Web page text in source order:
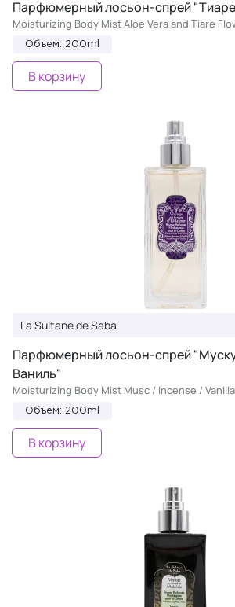
Парфюмерный лосьон-спрей
Moisturizing Body Mist Aloe Vera and Tiare
Объем: 200ml
В корзину
La Sultane de Saba
Парфюмерный лосьон-спрей
Ваниль"
Moisturizing Body Mist Musc / Incense / Vanilla
Объем: 200ml
В корзину